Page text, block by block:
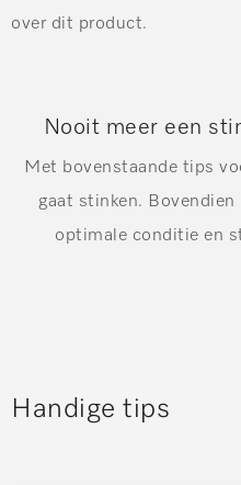
over dit product.
Nooit meer een
Met bovenstaande tips
gaat stinken.
optimale conditie en
Handige tips